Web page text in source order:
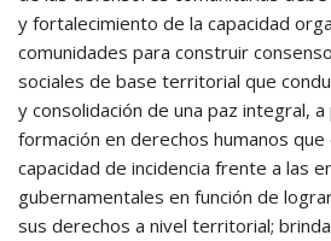
y fortalecimiento de la capacidad
comunidades para construir
sociales de base territorial que
y consolidación de una paz integral,
formación en derechos humanos que
capacidad de incidencia frente a las
gubernamentales en función de
sus derechos a nivel territorial;